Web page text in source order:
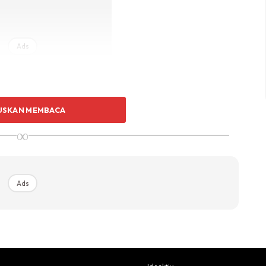
Ads
MEMBACA
∞
Ads